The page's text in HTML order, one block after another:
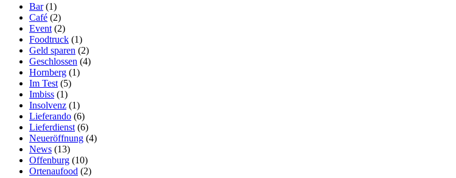
Bar (1)
Café (2)
Event (2)
Foodtruck (1)
Geld sparen (2)
Geschlossen (4)
Hornberg (1)
Im Test (5)
Imbiss (1)
Insolvenz (1)
Lieferando (6)
Lieferdienst (6)
Neueröffnung (4)
News (13)
Offenburg (10)
Ortenaufood (2)